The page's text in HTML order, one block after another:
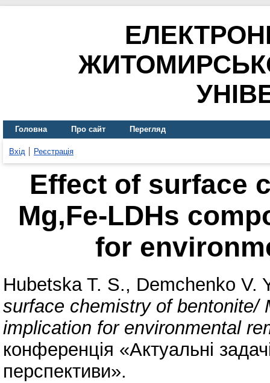
Головна Про сайт Перегляд
Вхід Реєстрація
Effect of surface
Mg,Fe-LDHs
for
Hubetska T. S., Demchenko V.
surface chemistry of bentonite/
implication for environmental
конференція «Актуальні
перспективи».